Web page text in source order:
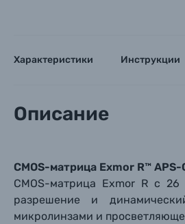
Характеристики Инструкции
Описание
CMOS-матрица Exmor R™
CMOS-матрица Exmor R с 26
разрешение и
микролинзами и